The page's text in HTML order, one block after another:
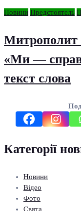
Новини Предстоятель
Митрополит
«Ми —
текст слова
Категорії
Новини
Відео
Фото
Свята